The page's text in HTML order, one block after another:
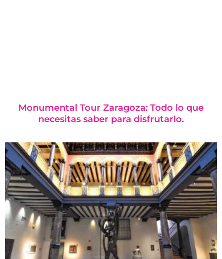
Monumental Tour Zaragoza: Todo lo que
necesitas saber para disfrutarlo.